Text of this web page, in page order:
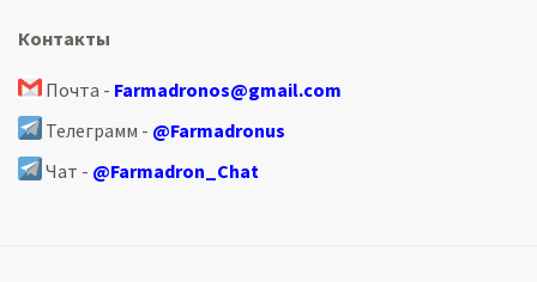
Контакты
Почта - Farmadronos@gmail.com
Телеграмм - @Farmadronus
Чат - @Farmadron_Chat